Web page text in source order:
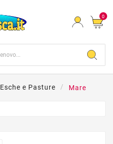
0
Esche e Pasture Mare